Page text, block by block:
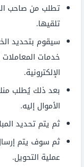
تطلب من صاحب
تلقيها.
سيقوم بتحديد
خدمات المعاملات
الإلكترونية.
بعد ذلك يُطلب
الأموال إليه.
ثم يتم تحديد المبلغ
ثم سوف يتم
عملية التحويل.